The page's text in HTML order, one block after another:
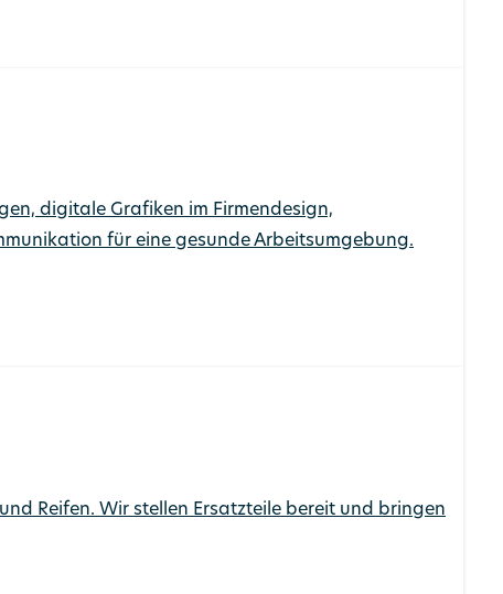
digitale Grafiken im Firmendesign,
für eine gesunde Arbeitsumgebung.
Reifen. Wir stellen Ersatzteile bereit und bringen